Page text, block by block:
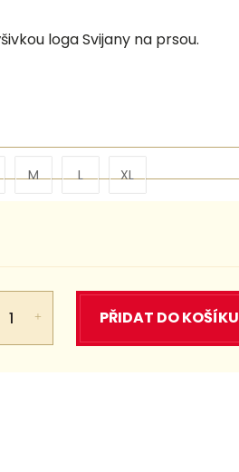
loga Svijany na prsou.
PŘIDAT DO KOŠÍKU
M L XL